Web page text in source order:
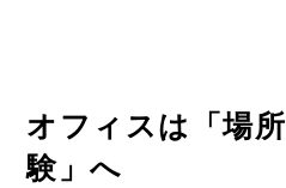
オフィスは「場
験」へ